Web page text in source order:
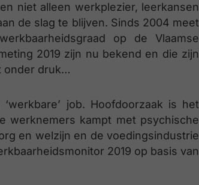
niet alleen werkplezier, leerkansen
de slag te blijven. Sinds 2004 meet
op de Vlaamse
2019 zijn nu bekend en die zijn
onder druk…
job. Hoofdoorzaak is het
werknemers kampt met psychische
en welzijn en de voedingsindustrie
2019 op basis van